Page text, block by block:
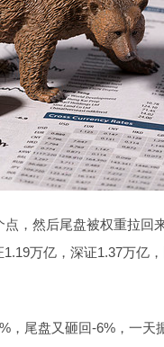
，然后尾盘被权重拉回
万亿，深证1.37万亿
，尾盘又砸回-6%，一天